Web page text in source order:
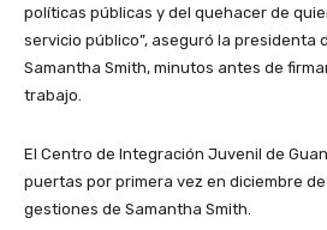
políticas públicas y del quehacer de
servicio público”, aseguró la presidenta
Samantha Smith, minutos antes de
trabajo.
El Centro de Integración Juvenil de
puertas por primera vez en diciembre
gestiones de Samantha Smith.